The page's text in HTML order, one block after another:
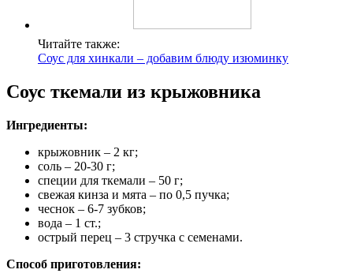
Читайте также:
Соус для хинкали – добавим блюду изюминку
Соус ткемали из крыжовника
Ингредиенты:
крыжовник – 2 кг;
соль – 20-30 г;
специи для ткемали – 50 г;
свежая кинза и мята – по 0,5 пучка;
чеснок – 6-7 зубков;
вода – 1 ст.;
острый перец – 3 стручка с семенами.
Способ приготовления: